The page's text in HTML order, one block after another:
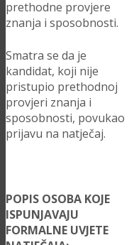
prethodne provjere
znanja i sposobnosti.
Smatra se da je
kandidat, koji nije
pristupio prethodnoj
provjeri znanja i
sposobnosti, povukao
prijavu na natječaj.
POPIS OSOBA KOJE
ISPUNJAVAJU
FORMALNE UVJETE